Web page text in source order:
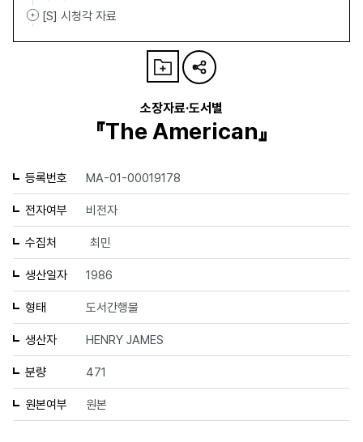
[S] 시청각 자료
소장자료·도서별
『The American』
등록번호 MA-01-00019178
전자여부 비전자
수집처 최민
생산일자 1986
형태 도서간행물
생산자 HENRY JAMES
분량 471
원본여부 원본